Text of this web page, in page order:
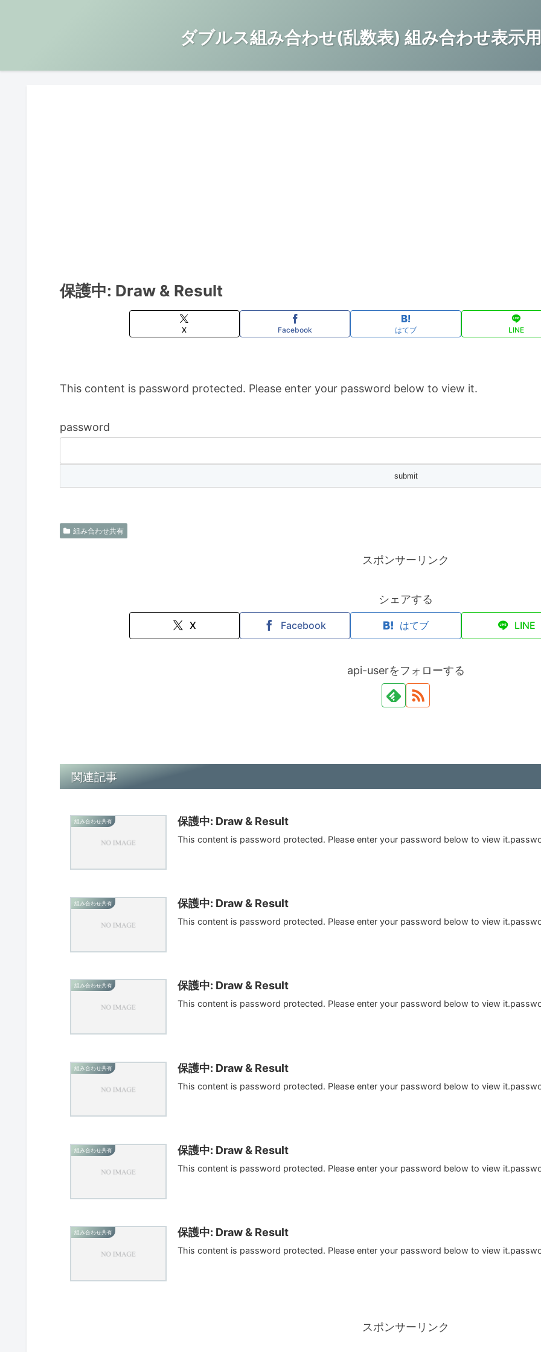
ダブルス組み合わせ(乱数表) 組み合わせ表示
保護中: Draw & Result
X Facebook はてブ LINE
This content is password protected. Please enter your password below to view it.
password
組み合わせ共有
スポンサーリンク
シェアする
X Facebook はてブ LINE
api-userをフォローする
関連記事
組み合わせ共有 保護中: Draw & Result
This content is password protected. Please enter your password below to view
組み合わせ共有 保護中: Draw & Result
This content is password protected. Please enter your password below to view
組み合わせ共有 保護中: Draw & Result
This content is password protected. Please enter your password below to view
組み合わせ共有 保護中: Draw & Result
This content is password protected. Please enter your password below to view
組み合わせ共有 保護中: Draw & Result
This content is password protected. Please enter your password below to view
組み合わせ共有 保護中: Draw & Result
This content is password protected. Please enter your password below to view
スポンサーリンク